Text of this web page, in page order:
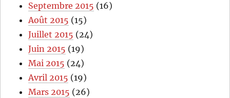
Septembre 2015 (16)
Août 2015 (15)
Juillet 2015 (24)
Juin 2015 (19)
Mai 2015 (24)
Avril 2015 (19)
Mars 2015 (26)